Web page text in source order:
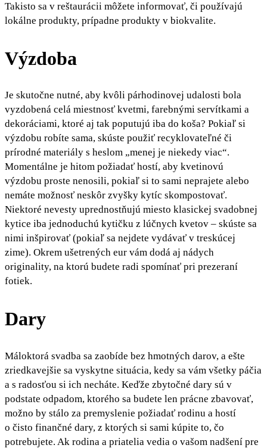
Takisto sa v reštaurácii môžete informovať, či používajú
lokálne produkty, prípadne produkty v biokvalite.
Výzdoba
Je skutočne nutné, aby kvôli párhodinovej udalosti bola
vyzdobená celá miestnosť kvetmi, farebnými servítkami a
dekoráciami, ktoré aj tak poputujú iba do koša? Pokiaľ si
výzdobu robíte sama, skúste použiť recyklovateľné či
prírodné materiály s heslom „menej je niekedy viac“.
Momentálne je hitom požiadať hostí, aby kvetinovú
výzdobu proste nenosili, pokiaľ si to sami neprajete alebo
nemáte možnosť neskôr zvyšky kytíc skompostovať.
Niektoré nevesty uprednostňujú miesto klasickej svadobnej
kytice iba jednoduchú kytičku z lúčnych kvetov – skúste sa
nimi inšpirovať (pokiaľ sa nejdete vydávať v treskúcej
zime). Okrem ušetrených eur vám dodá aj nádych
originality, na ktorú budete radi spomínať pri prezeraní
fotiek.
Dary
Máloktorá svadba sa zaobíde bez hmotných darov, a ešte
zriedkavejšie sa vyskytne situácia, kedy sa vám všetky páčia
a s radosťou si ich necháte. Keďže zbytočné dary sú v
podstate odpadom, ktorého sa budete len prácne zbavovať,
možno by stálo za premyslenie požiadať rodinu a hostí
o čisto finančné dary, z ktorých si sami kúpite to, čo
potrebujete. Ak rodina a priatelia vedia o vašom nadšení pre